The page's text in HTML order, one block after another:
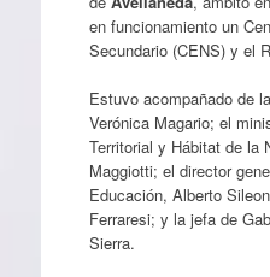
en funcionamiento un
Secundario (CENS) y el
Estuvo acompañado de
Verónica Magario; el
Territorial y Hábitat de la
Maggiotti; el director
Educación, Alberto
Ferraresi; y la jefa de
Sierra.